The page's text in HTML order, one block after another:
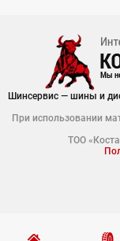
Шинсервис — шины и
При использовании
ТОО